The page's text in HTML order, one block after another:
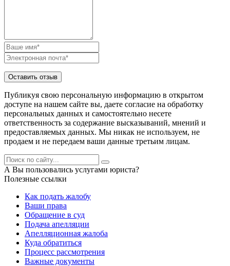
Публикуя свою персональную информацию в открытом
доступе на нашем сайте вы, даете согласие на обработку
персональных данных и самостоятельно несете
ответственность за содержание высказываний, мнений и
предоставляемых данных. Мы никак не используем, не
продаем и не передаем ваши данные третьим лицам.
А Вы пользовались услугами юриста?
Полезные ссылки
Как подать жалобу
Ваши права
Обращение в суд
Подача апелляции
Апелляционная жалоба
Куда обратиться
Процесс рассмотрения
Важные документы